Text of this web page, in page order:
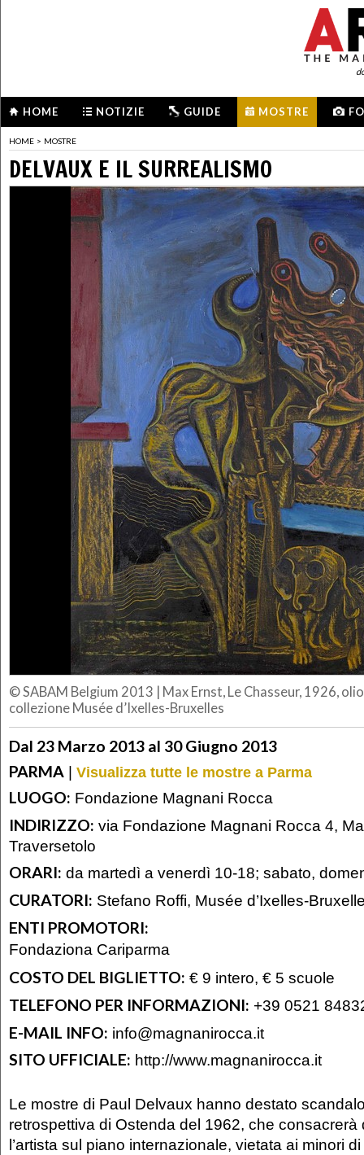
HOME NOTIZIE GUIDE MOSTRE
HOME > MOSTRE
DELVAUX E IL SURREALISMO
© SABAM Belgium 2013
Max Ernst, Le Chasseur, 1926,
collezione Musée d’Ixelles-Bruxelles
Dal 23 Marzo 2013 al 30 Giugno 2013
PARMA | Visualizza tutte le mostre a Parma
LUOGO: Fondazione Magnani Rocca
INDIRIZZO: via Fondazione Magnani Rocca 4,
Traversetolo
ORARI: da martedì a venerdì 10-18; sabato,
CURATORI: Stefano Roffi, Musée d’Ixelles-
ENTI PROMOTORI:
Fondaziona Cariparma
COSTO DEL BIGLIETTO: € 9 intero, € 5 scuole
TELEFONO PER INFORMAZIONI: +39 0521
E-MAIL INFO: info@magnanirocca.it
SITO UFFICIALE: http://www.magnanirocca.it
Le mostre di Paul Delvaux hanno destato
retrospettiva di Ostenda del 1962, che consacrerà
l’artista sul piano internazionale, vietata ai minori